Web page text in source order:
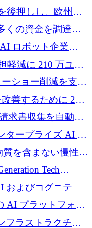
再構築しているか
後押しし、欧州の
億ユーロに回復
くの資金を調達し
ロボット企業
達
軽減に 210 万ユー
ショー削減を支援
調達
善するために 200
求書収集を自動化
達
タープライズ AI 導
万ユーロを確保
質を含まない慢性創
ために 160 万ユー
Tech
ロールアップファ
およびコグニティ
ォームを拡張する
億ドルを確保
AI プラットフォー
万ドルを調達
フラストラクチャ